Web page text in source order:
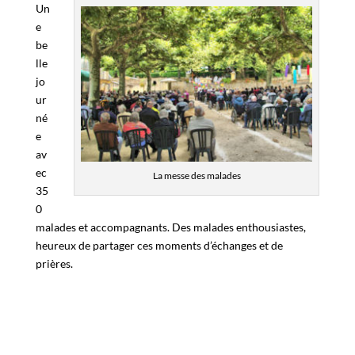
La messe des malades
Un
e
be
lle
jo
ur
né
e
av
ec
35
0
malades et accompagnants. Des malades enthousiastes,
heureux de partager ces moments d’échanges et de
prières.